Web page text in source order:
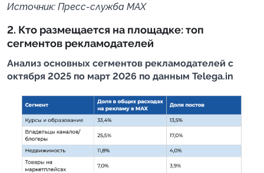
Источник: Пресс-служба MAX
2. Кто размещается на площадке: топ
сегментов рекламодателей
Анализ основных сегментов рекламодателей с
октября 2025 по март 2026 по данным Telega.in